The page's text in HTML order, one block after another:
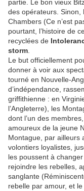
partie. Le bon vieux
des opérateurs. Sinon,
Chambers (Ce n’est
pourtant, l’histoire de
recyclées de
storm
Le but officiellement
donner à voir aux
tourné en Nouvelle-
d’indépendance,
griffithienne : en
l’Angleterre), les
dont l’un des
amoureux de la jeune
Montague, par ailleurs
volontiers loyalistes,
les poussent à
rejoindre les rebelles,
sanglante
rebelle par amour, et